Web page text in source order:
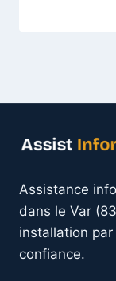
Assistance
dans le Var
installation
confiance.